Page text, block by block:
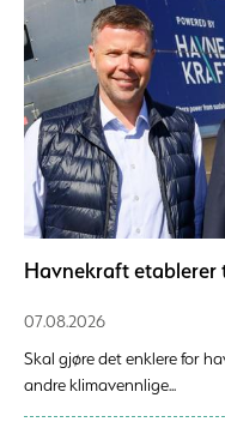
Havnekraft etablerer
07.08.2026
Skal gjøre det enklere for
andre klimavennlige...